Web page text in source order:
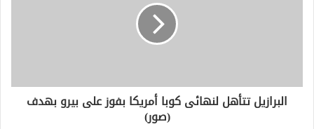
البرازيل تتأهل لنهائى كوبا أمريكا بفوز على بيرو بهدف
(صور)